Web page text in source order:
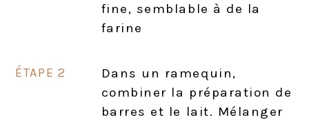
fine, semblable à de la
farine
Dans un ramequin,
combiner la préparation de
barres et le lait. Mélanger